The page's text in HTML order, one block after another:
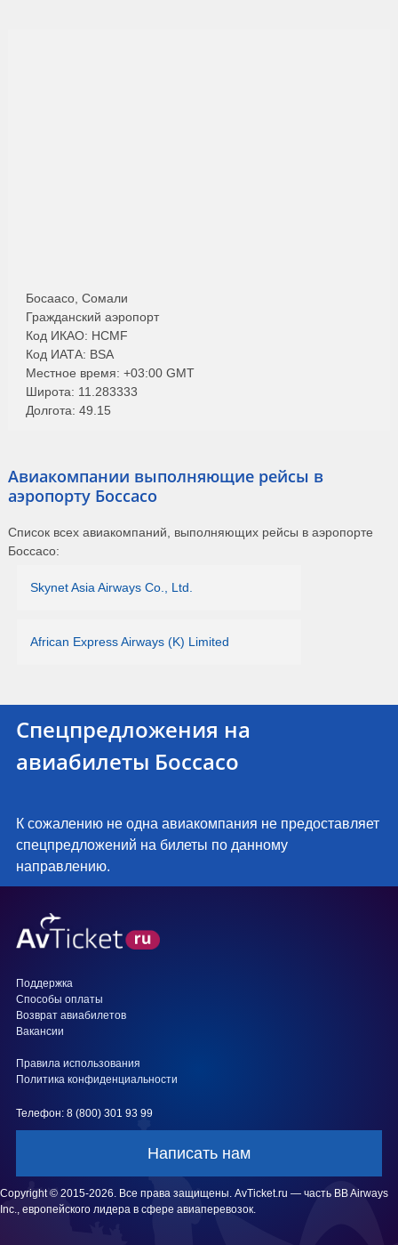
Босаасо, Сомали
Гражданский аэропорт
Код ИКАО: HCMF
Код ИАТА: BSA
Местное время: +03:00 GMT
Широта: 11.283333
Долгота: 49.15
Авиакомпании выполняющие рейсы в
аэропорту Боссасо
Список всех авиакомпаний, выполняющих рейсы в аэропорте
Боссасо:
Skynet Asia Airways Co., Ltd.
African Express Airways (K) Limited
Спецпредложения на
авиабилеты Боссасо
К сожалению не одна авиакомпания не предоставляет
спецпредложений на билеты по данному
направлению.
Поддержка
Способы оплаты
Возврат авиабилетов
Вакансии
Правила использования
Политика конфиденциальности
Телефон: 8 (800) 301 93 99
Написать нам
Copyright © 2015-2026. Все права защищены. AvTicket.ru — часть BB Airways
Inc., европейского лидера в сфере авиаперевозок.